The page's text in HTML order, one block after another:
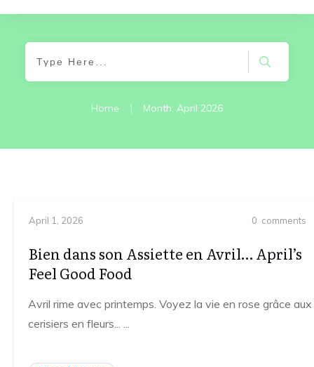
Home | Month: April 2026
April 1, 2026 0 comments
Bien dans son Assiette en Avril… April’s
Feel Good Food
Avril rime avec printemps. Voyez la vie en rose grâce aux
cerisiers en fleurs... ...